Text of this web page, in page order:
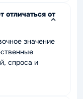
отличаться от
значение
спроса и